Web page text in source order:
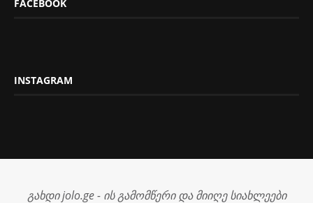
FACEBOOK
INSTAGRAM
გახდი jolo.ge - ის გამომწერი და მიიღე სიახლეები